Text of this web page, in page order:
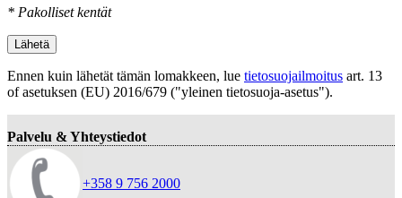
* Pakolliset kentät
Lähetä
Ennen kuin lähetät tämän lomakkeen, lue tietosuojailmoitus art. 13
оf asetuksen (EU) 2016/679 ("yleinen tietosuoja-asetus").
Palvelu & Yhteystiedot
+358 9 756 2000